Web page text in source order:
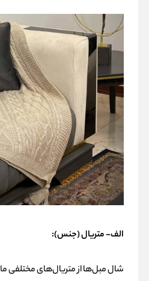
الف- متریال (جنس):
شال مبل‌ها از متریال‌های مختلفی